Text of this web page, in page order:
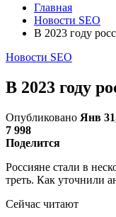
Главная
Новости SEO
В 2023 году
Новости SEO
В 2023 году
Опубликовано Янв
7 998
Поделится
Россияне стали в
треть. Как уточнили
Сейчас читают